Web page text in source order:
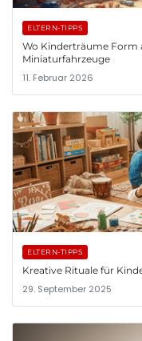
ELTERN-TIPPS
Wo Kinderträume Form
Miniaturfahrzeuge
11. Februar 2026
ELTERN-TIPPS
Kreative Rituale für
29. September 2025